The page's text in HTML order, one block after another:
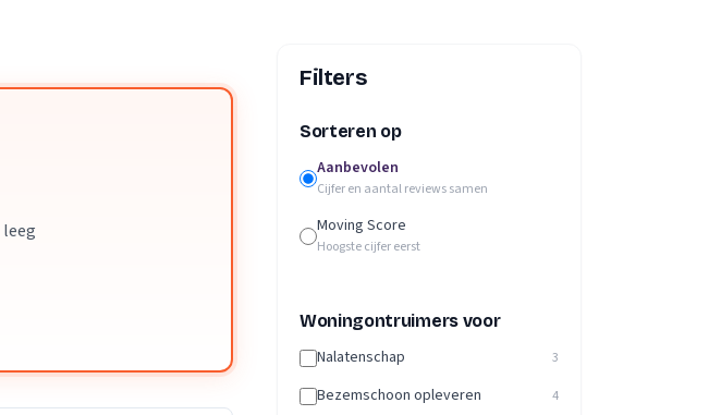
Filters
Sorteren op
Aanbevolen
Cijfer en aantal reviews samen
Moving Score
Hoogste cijfer eerst
Woningontruimers voor
Nalatenschap 3
Bezemschoon opleveren 4